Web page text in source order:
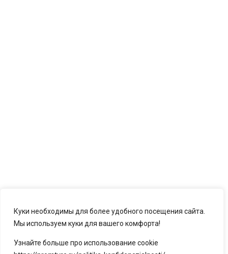
Куки необходимы для более удобного посещения сайта.
Мы используем куки для вашего комфорта!
Узнайте больше про использование cookie